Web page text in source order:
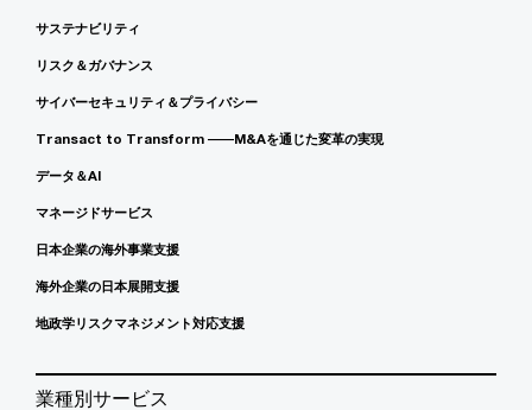
サステナビリティ
リスク＆ガバナンス
サイバーセキュリティ＆プライバシー
Transact to Transform ――M&Aを通じた変革の実現
データ＆AI
マネージドサービス
日本企業の海外事業支援
海外企業の日本展開支援
地政学リスクマネジメント対応支援
業種別サービス